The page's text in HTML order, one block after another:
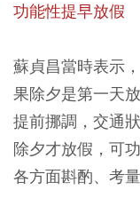
功能性提早放假
蘇貞昌當時表示
果除夕是第一天
提前挪調，交通
除夕才放假，可
各方面斟酌、考量